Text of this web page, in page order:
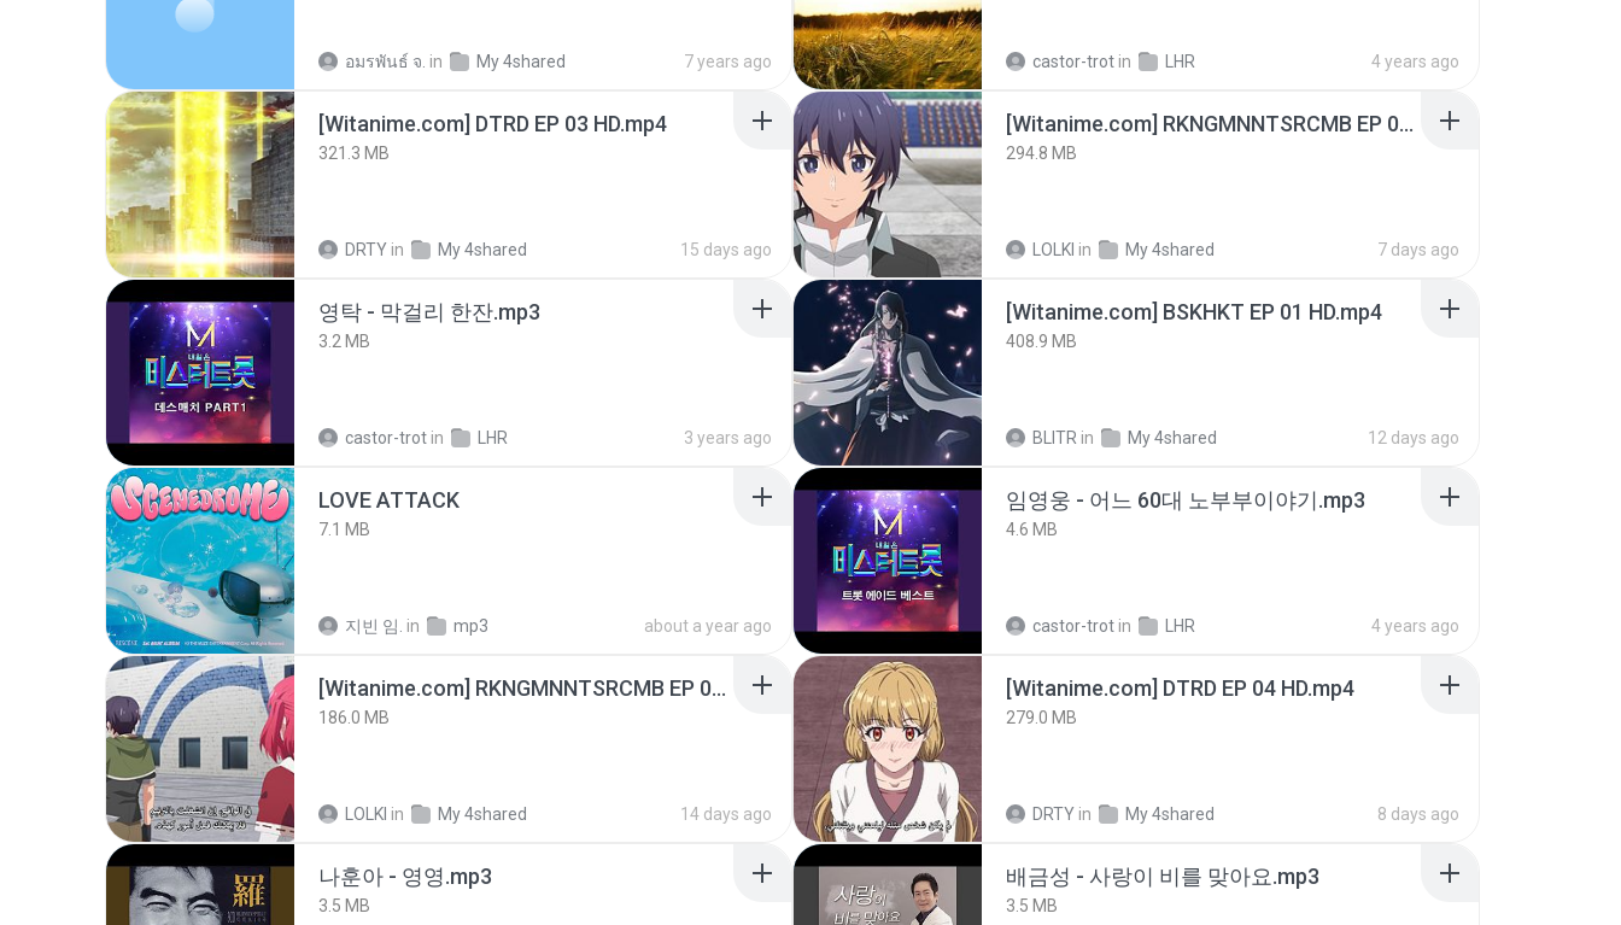
อมรพันธ์ จ. in My 4shared 7 years ago castor-trot in LHR 4 years ago
[Witanime.com] DTRD EP 03 HD.mp4
321.3 MB
DRTY in My 4shared 15 days ago
[Witanime.com] RKNGMNNTSRCMB EP 06 HD.mp4
294.8 MB
LOLKI in My 4shared 7 days ago
영탁 - 막걸리 한잔.mp3
3.2 MB
castor-trot in LHR 3 years ago
[Witanime.com] BSKHKT EP 01 HD.mp4
408.9 MB
BLITR in My 4shared 12 days ago
LOVE ATTACK
7.1 MB
지빈 임. in mp3 about a year ago
임영웅 - 어느 60대 노부부이야기.mp3
4.6 MB
castor-trot in LHR 4 years ago
[Witanime.com] RKNGMNNTSRCMB EP 05 HD.mp4
186.0 MB
LOLKI in My 4shared 14 days ago
[Witanime.com] DTRD EP 04 HD.mp4
279.0 MB
DRTY in My 4shared 8 days ago
나훈아 - 영영.mp3
3.5 MB
배금성 - 사랑이 비를 맞아요.mp3
3.5 MB